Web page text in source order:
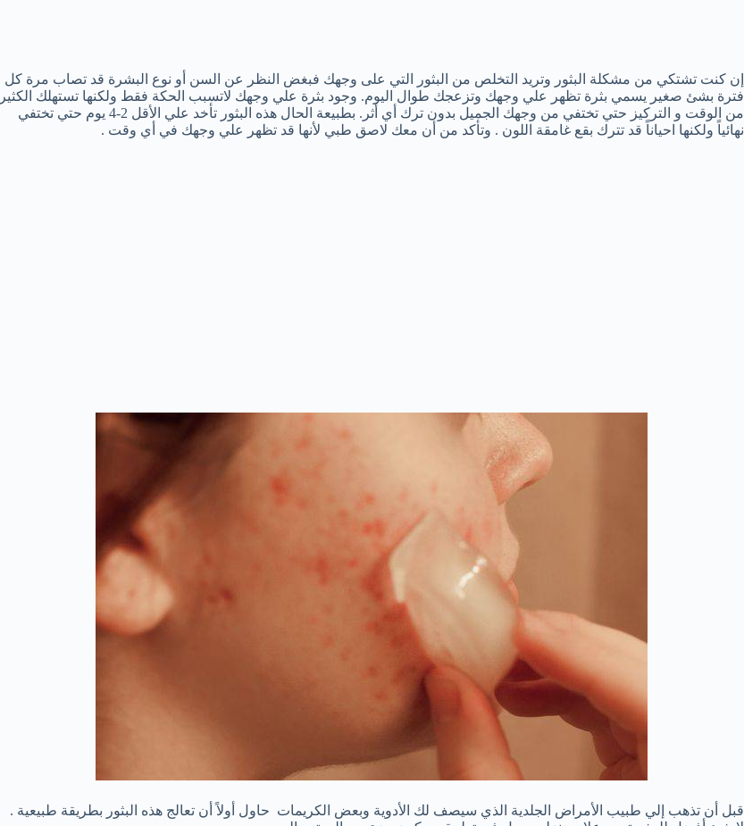
إن كنت تشتكي من مشكلة البثور وتريد التخلص من البثور التي على وجهك فبغض النظر عن السن أو نوع البشرة قد تصاب مرة كل
فترة بشئ صغير يسمي بثرة تظهر علي وجهك وتزعجك طوال اليوم. وجود بثرة علي وجهك لاتسبب الحكة فقط ولكنها تستهلك الكثير
من الوقت و التركيز حتي تختفي من وجهك الجميل بدون ترك أي أثر. بطبيعة الحال هذه البثور تأخد علي الأقل 2-4 يوم حتي تختفي
نهائياً ولكنها احياناً قد تترك بقع غامقة اللون . وتأكد من أن معك لاصق طبي لأنها قد تظهر علي وجهك في أي وقت .
قبل أن تذهب إلي طبيب الأمراض الجلدية الذي سيصف لك الأدوية وبعض الكريمات حاول أولاً أن تعالج هذه البثور بطريقة طبيعية .